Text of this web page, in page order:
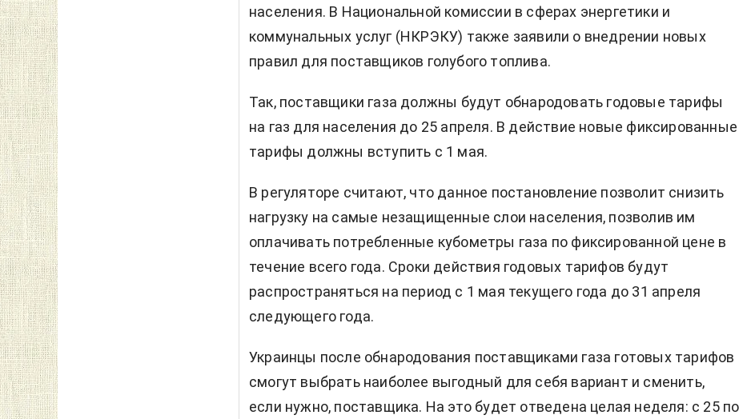
населения. В Национальной комиссии в сферах энергетики и
коммунальных услуг (НКРЭКУ) также заявили о внедрении новых
правил для поставщиков голубого топлива.
Так, поставщики газа должны будут обнародовать годовые тарифы
на газ для населения до 25 апреля. В действие новые фиксированные
тарифы должны вступить с 1 мая.
В регуляторе считают, что данное постановление позволит снизить
нагрузку на самые незащищенные слои населения, позволив им
оплачивать потребленные кубометры газа по фиксированной цене в
течение всего года. Сроки действия годовых тарифов будут
распространяться на период с 1 мая текущего года до 31 апреля
следующего года.
Украинцы после обнародования поставщиками газа готовых тарифов
смогут выбрать наиболее выгодный для себя вариант и сменить,
если нужно, поставщика. На это будет отведена целая неделя: с 25 по